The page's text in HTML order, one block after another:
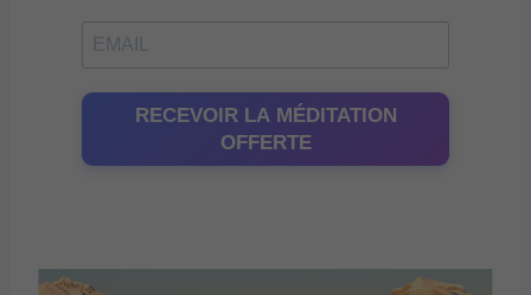
RECEVOIR LA MÉDITATION
OFFERTE